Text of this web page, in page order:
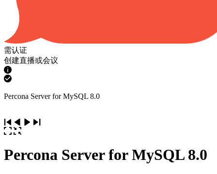
需认证
创建直播或会议
Percona Server for MySQL 8.0
Percona Server for MySQL 8.0